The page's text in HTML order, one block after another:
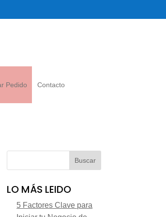
Pedido Contacto
LO MÁS LEIDO
5 Factores Clave para